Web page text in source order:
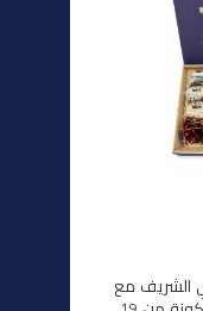
الشريف مع